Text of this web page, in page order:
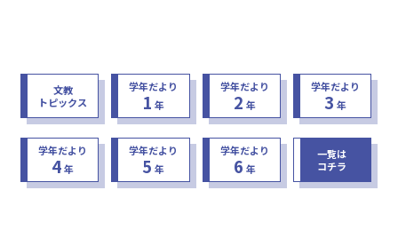
文教
トピックス
学年だより
1 年
学年だより
2 年
学年だより
3 年
学年だより
4年
学年だより
5 年
学年だより
6 年
一覧は
コチラ